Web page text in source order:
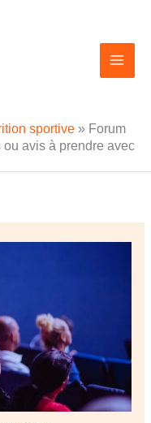
sportive » Forum
avis à prendre avec